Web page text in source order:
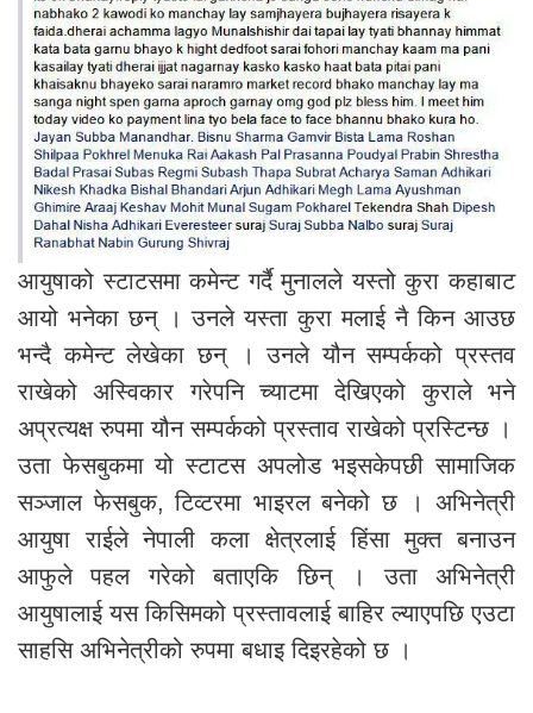
आयुषाको स्टाटसमा कमेन्ट गर्दै मुनालले यस्तो कुरा कहाबाट
आयो भनेका छन् । उनले यस्ता कुरा मलाई नै किन आउछ
भन्दै कमेन्ट लेखेका छन् । उनले यौन सम्पर्कको प्रस्तव
राखेको अस्विकार गरेपनि च्याटमा देखिएको कुराले भने
अप्रत्यक्ष रुपमा यौन सम्पर्कको प्रस्ताव राखेको प्रस्टिन्छ ।
उता फेसबुकमा यो स्टाटस अपलोड भइसकेपछी सामाजिक
सञ्जाल फेसबुक, टिव्टरमा भाइरल बनेको छ । अभिनेत्री
आयुषा राईले नेपाली कला क्षेत्रलाई हिंसा मुक्त बनाउन
आफुले पहल गरेको बताएकि छिन् । उता अभिनेत्री
आयुषालाई यस किसिमको प्रस्तावलाई बाहिर ल्याएपछि एउटा
साहसि अभिनेत्रीको रुपमा बधाइ दिइरहेको छ ।